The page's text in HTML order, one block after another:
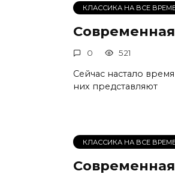
КЛАССИКА НА ВСЕ
0 521
Сейчас настало
них представляют
КЛАССИКА НА ВСЕ